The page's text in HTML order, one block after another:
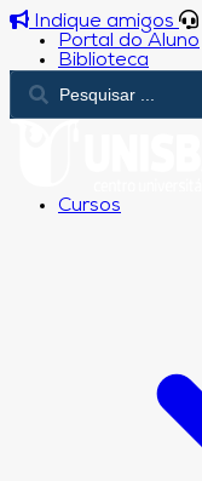
Indique amigos
Portal do Aluno
Biblioteca
Cursos